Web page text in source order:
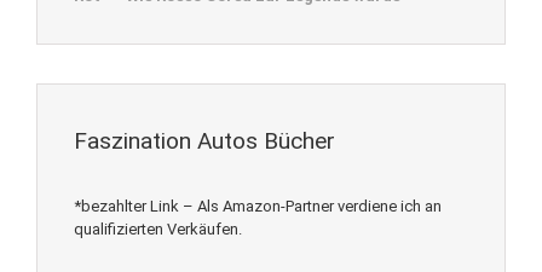
Faszination Autos Bücher
*bezahlter Link – Als Amazon-Partner verdiene ich an
qualifizierten Verkäufen.